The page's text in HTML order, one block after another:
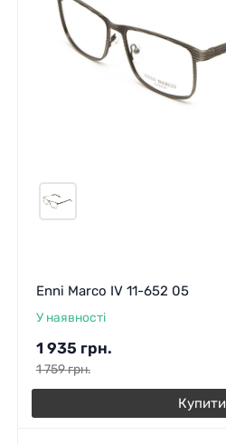
Enni Marco IV 11-652 05
У наявності
1 935 грн.
1 759грн.
Купити